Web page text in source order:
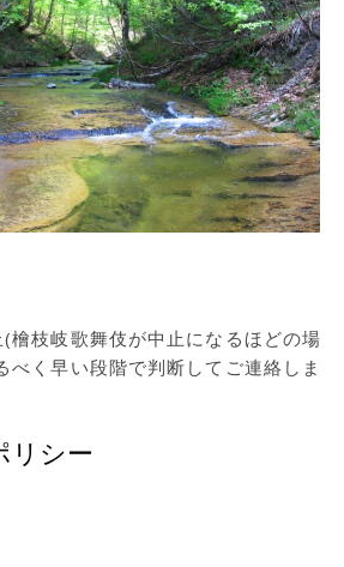
檜枝岐歌舞伎が中止になるほどの場
べく早い段階で判断してご連絡しま
リシー